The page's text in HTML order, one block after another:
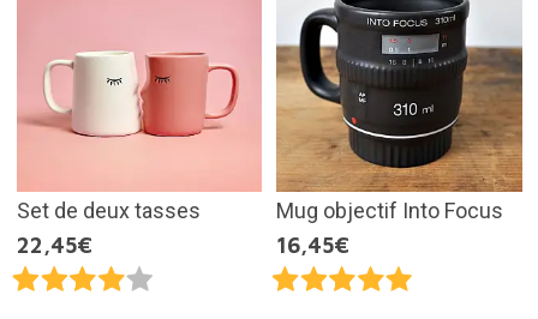
Set de deux tasses
22,45€
Mug objectif Into Focus
16,45€